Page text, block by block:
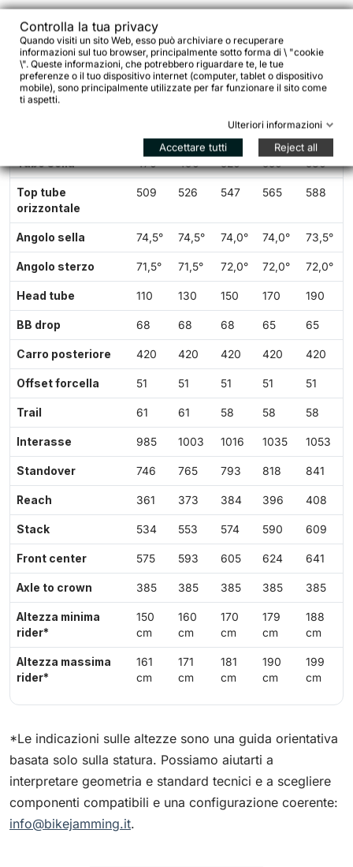
Geometria & guida taglie
TAGLIA
Tubo sella 470 490 520 550 580
Top tube
orizzontale
509 526 547 565 588
Angolo sella 74,5° 74,5° 74,0° 74,0° 73,5°
Angolo sterzo 71,5° 71,5° 72,0° 72,0° 72,0°
Head tube 110 130 150 170 190
BB drop 68 68 68 65 65
Carro posteriore 420 420 420 420 420
Offset forcella 51 51 51 51 51
Trail 61 61 58 58 58
Interasse 985 1003 1016 1035 1053
Standover 746 765 793 818 841
Reach 361 373 384 396 408
Stack 534 553 574 590 609
Front center 575 593 605 624 641
Axle to crown 385 385 385 385 385
Altezza minima
rider*
150
cm
160
cm
170
cm
179
cm
188
cm
Altezza massima
rider*
161
cm
171
cm
181
cm
190
cm
199
cm
*Le indicazioni sulle altezze sono una guida orientativa
basata solo sulla statura. Possiamo aiutarti a
interpretare geometria e standard tecnici e a scegliere
componenti compatibili e una configurazione coerente:
info@bikejamming.it.
Controlla la tua privacy
Quando visiti un sito Web, esso può archiviare o recuperare
informazioni sul tuo browser, principalmente sotto forma di \ "cookie
\". Queste informazioni, che potrebbero riguardare te, le tue
preferenze o il tuo dispositivo internet (computer, tablet o dispositivo
mobile), sono principalmente utilizzate per far funzionare il sito come
ti aspetti.
Ulteriori informazioni
Accettare tutti Reject all